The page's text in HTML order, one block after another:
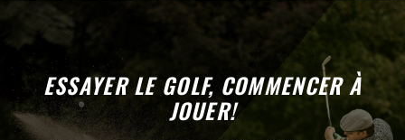
ESSAYER LE GOLF, COMMENCER À
JOUER!